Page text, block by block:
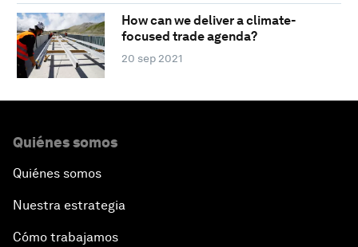
How can we deliver a climate-
focused trade agenda?
20 sep 2021
Quiénes somos
Quiénes somos
Nuestra estrategia
Cómo trabajamos